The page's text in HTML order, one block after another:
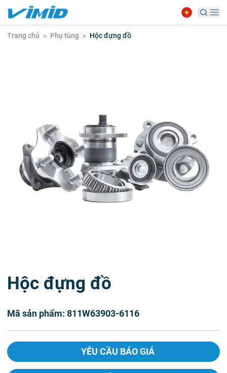
Trang chủ » Phụ tùng » Hộc đựng đồ
Hộc đựng đồ
Mã sản phẩm: 811W63903-6116
YÊU CẦU BÁO GIÁ